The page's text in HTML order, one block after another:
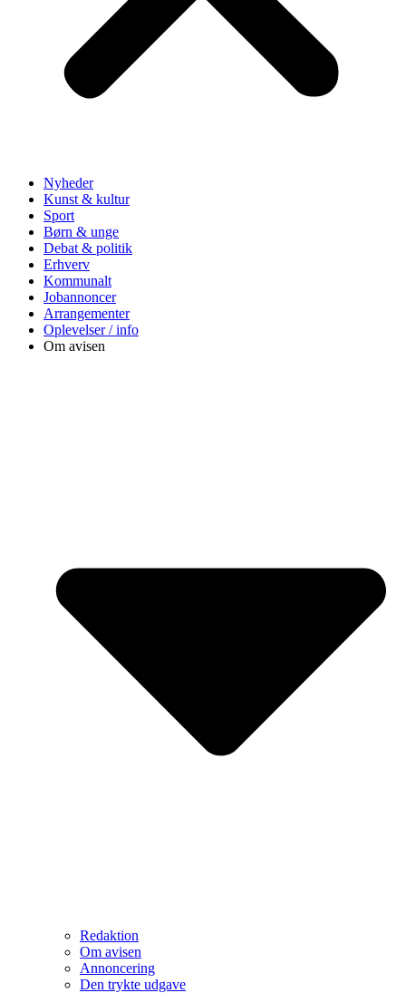
Nyheder
Kunst & kultur
Sport
Børn & unge
Debat & politik
Erhverv
Kommunalt
Jobannoncer
Arrangementer
Oplevelser / info
Om avisen
Redaktion
Om avisen
Annoncering
Den trykte udgave